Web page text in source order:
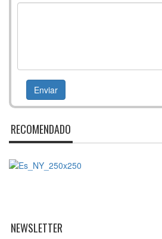
RECOMENDADO
NEWSLETTER